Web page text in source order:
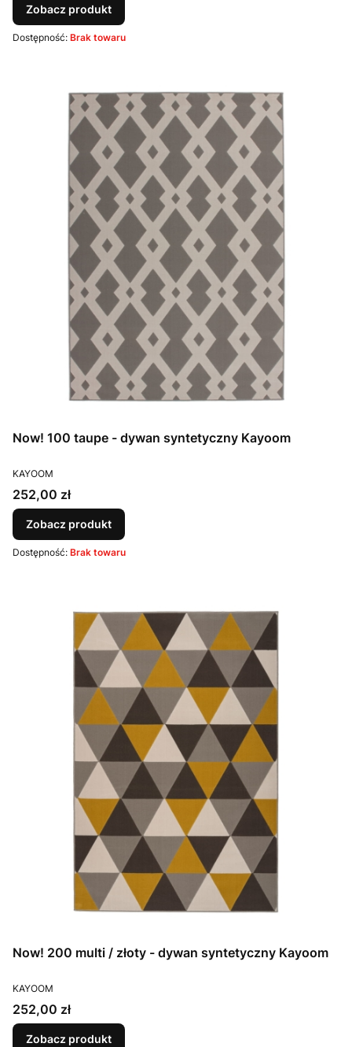
Zobacz produkt
Dostępność: Brak towaru
Now! 100 taupe - dywan syntetyczny Kayoom
PRODUCENT
KAYOOM
Cena
252,00 zł
Zobacz produkt
Dostępność: Brak towaru
Now! 200 multi / złoty - dywan syntetyczny Kayoom
PRODUCENT
KAYOOM
Cena
252,00 zł
Zobacz produkt